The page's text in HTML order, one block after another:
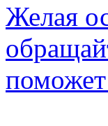
Желая